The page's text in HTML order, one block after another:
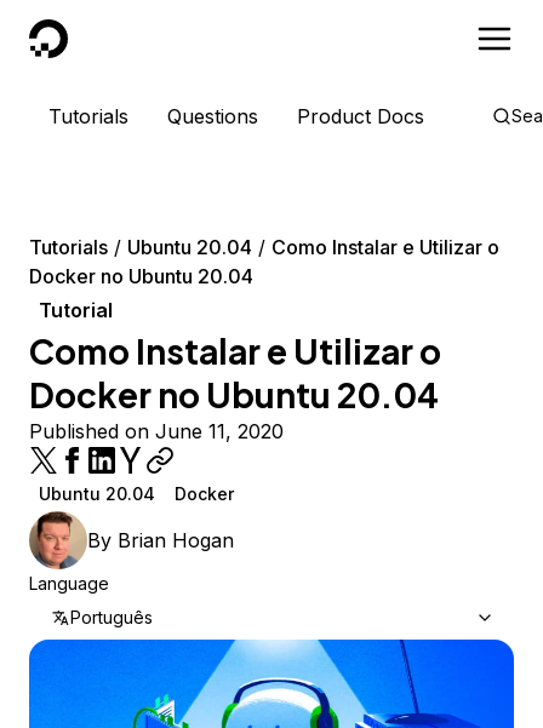
DigitalOcean
Tutorials Questions Product Docs
Tutorials Ubuntu 20.04
Como Instalar e Utilizar o
Docker no Ubuntu 20.04
Tutorial
Como Instalar e Utilizar o
Docker no Ubuntu 20.04
Published on June 11, 2020
Ubuntu 20.04 Docker
By Brian Hogan
Language
Português